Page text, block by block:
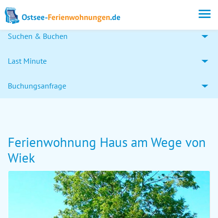
Suchen & Buchen
Last Minute
Buchungsanfrage
Ferienwohnung Haus am Wege von
Wiek